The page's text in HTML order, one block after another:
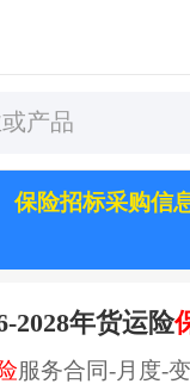
保险招标采购信
2028年货运险
服务合同-月度-